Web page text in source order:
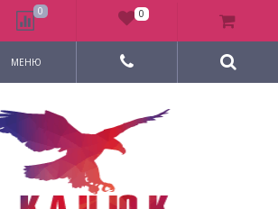
МЕНЮ
0 0